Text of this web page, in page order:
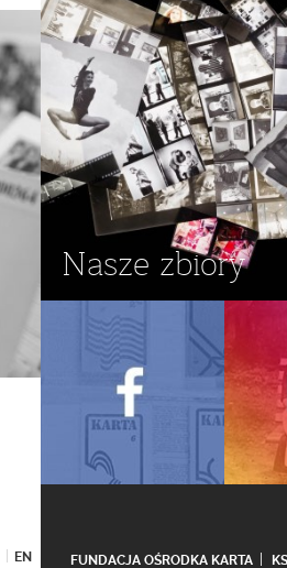
Nasze zbiory
EN FUNDACJA OŚRODKA KARTA